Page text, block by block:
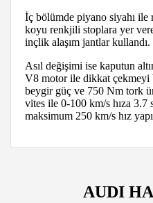
İç bölümde piyano siyahı
koyu renkjili stoplara yer
inçlik alaşım jantlar kullandı.
Asıl değişimi ise kaputun
V8 motor ile dikkat çekmeyi
beygir güç ve 750 Nm tork
vites ile 0-100 km/s hıza 3.7
maksimum 250 km/s hız
AUDI